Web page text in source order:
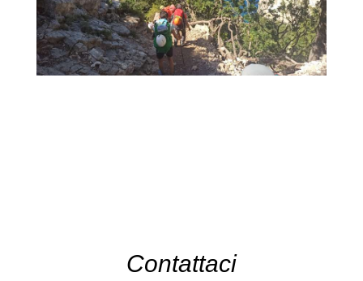
Contattaci